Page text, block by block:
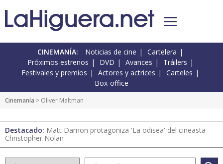
CINEMANÍA: Noticias de cine
Cartelera
Próximos estrenos
DVD Avances
Tráilers
Festivales y premios
Actores y actrices
Carteles
Box-office
Cinemanía > Oliver Maltman
Destacado: Matt Damon protagoniza 'La odisea' del cineasta
Christopher Nolan